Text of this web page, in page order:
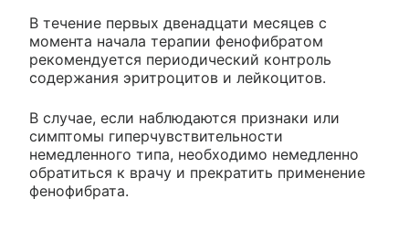
В течение первых двенадцати месяцев с
момента начала терапии фенофибратом
рекомендуется периодический контроль
содержания эритроцитов и лейкоцитов.
В случае, если наблюдаются признаки или
симптомы гиперчувствительности
немедленного типа, необходимо немедленно
обратиться к врачу и прекратить применение
фенофибрата.